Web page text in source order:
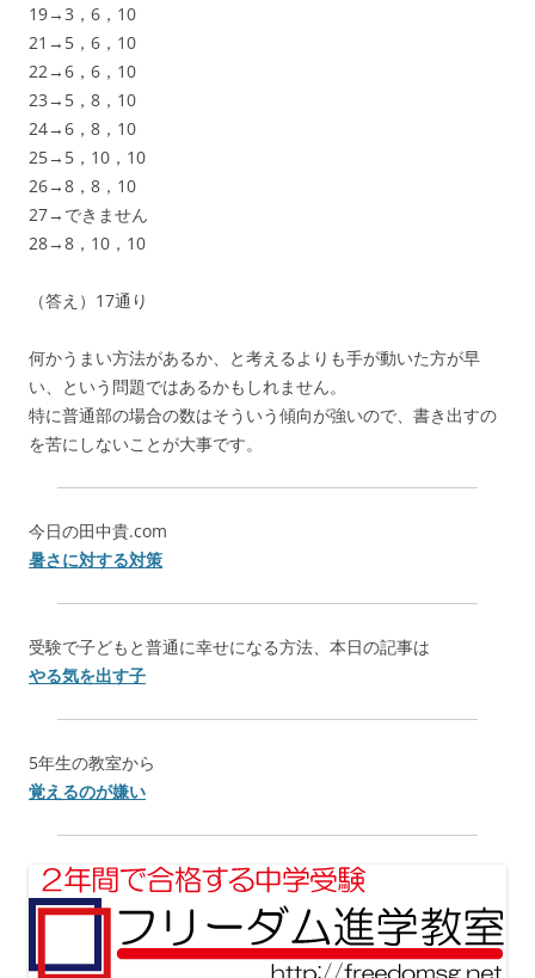
19→3，6，10
21→5，6，10
22→6，6，10
23→5，8，10
24→6，8，10
25→5，10，10
26→8，8，10
27→できません
28→8，10，10
（答え）17通り
何かうまい方法があるか、と考えるよりも手が動いた方が早
い、という問題ではあるかもしれません。
特に普通部の場合の数はそういう傾向が強いので、書き出すの
を苦にしないことが大事です。
今日の田中貴.com
暑さに対する対策
受験で子どもと普通に幸せになる方法、本日の記事は
やる気を出す子
5年生の教室から
覚えるのが嫌い